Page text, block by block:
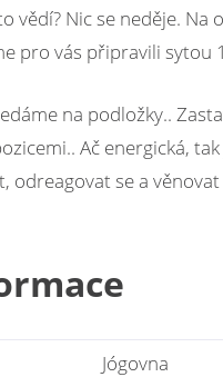
vědí? Nic se neděje.
pro vás připravili
na podložky..
Ač energická,
odreagovat se a
Jógovna